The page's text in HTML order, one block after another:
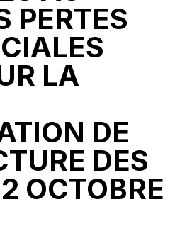
PERTES
LA
DE
DES
OCTOBRE